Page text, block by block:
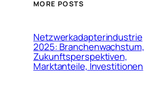
MORE POSTS
Netzwerkadapterindustrie
2025: Branchenwachstum,
Zukunftsperspektiven,
Marktanteile, Investitionen